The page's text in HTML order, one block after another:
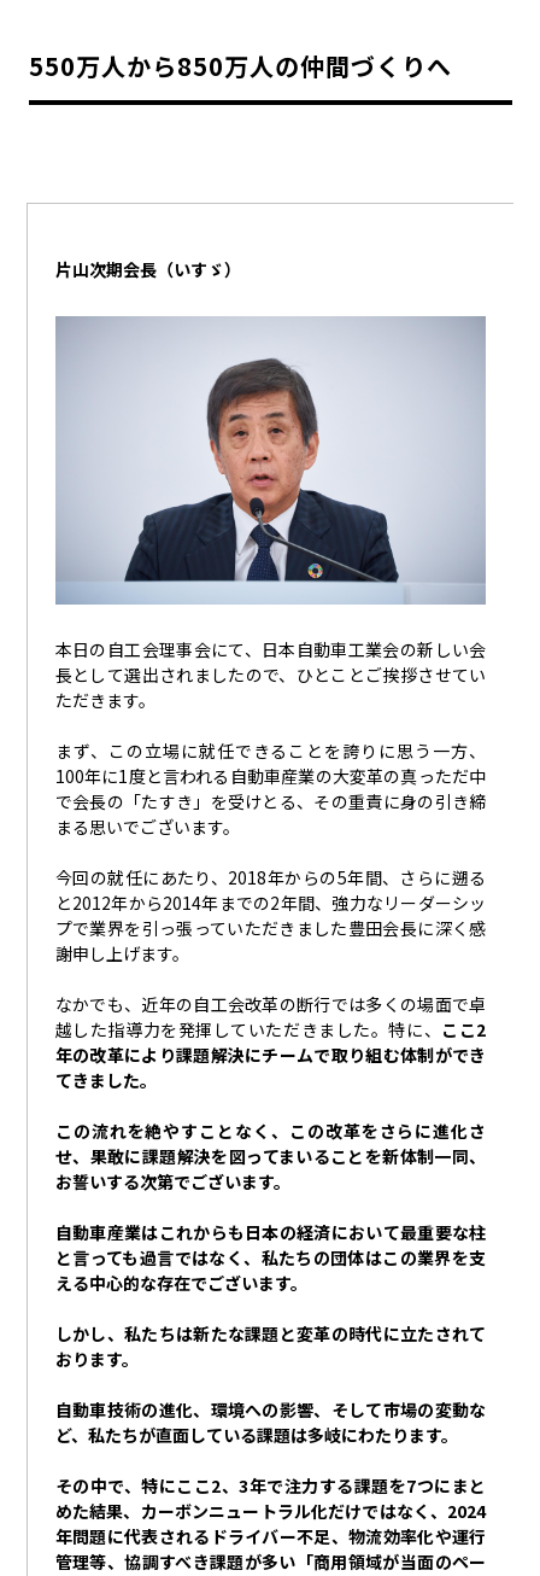
550万人から850万人の仲間づくりへ
片山次期会長（いすゞ）
本日の自工会理事会にて、日本自動車工業会の新しい会
長として選出されましたので、ひとことご挨拶させてい
ただきます。
まず、この立場に就任できることを誇りに思う一方、
100年に1度と言われる自動車産業の大変革の真っただ中
で会長の「たすき」を受けとる、その重責に身の引き締
まる思いでございます。
今回の就任にあたり、 2018年からの5年間、さらに遡る
と2012年から2014年までの2年間、強力なリーダーシッ
プで業界を引っ張っていただきました豊田会長に深く感
謝申し上げます。
なかでも、近年の自工会改革の断行では多くの場面で卓
越した指導力を発揮していただきました。特に、 ここ2
年の改革により課題解決にチームで取り組む体制ができ
てきました。
この流れを絶やすことなく、この改革をさらに進化さ
せ、果敢に課題解決を図ってまいることを新体制一同、
お誓いする次第でございます。
自動車産業はこれからも日本の経済において最重要な柱
と言っても過言ではなく、私たちの団体はこの業界を支
える中心的な存在でございます。
しかし、私たちは新たな課題と変革の時代に立たされて
おります。
自動車技術の進化、環境への影響、そして市場の変動な
ど、私たちが直面している課題は多岐にわたります。
その中で、特にここ2、3年で注力する課題を7つにまと
めた結果、カーボンニュートラル化だけではなく、 2024
年問題に代表されるドライバー不足、物流効率化や運行
管理等、協調すべき課題が多い「商用領域が当面のペー